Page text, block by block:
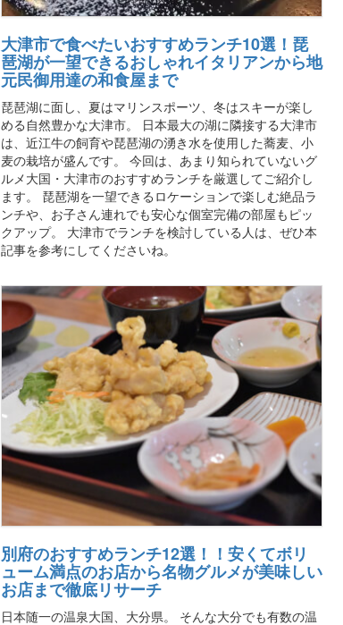
大津市で食べたいおすすめランチ10選！琵
琶湖が一望できるおしゃれイタリアンから地
元民御用達の和食屋まで
琵琶湖に面し、夏はマリンスポーツ、冬はスキーが楽し
める自然豊かな大津市。 日本最大の湖に隣接する大津市
は、近江牛の飼育や琵琶湖の湧き水を使用した蕎麦、小
麦の栽培が盛んです。 今回は、あまり知られていないグ
ルメ大国・大津市のおすすめランチを厳選してご紹介し
ます。 琵琶湖を一望できるロケーションで楽しむ絶品ラ
ンチや、お子さん連れでも安心な個室完備の部屋もピッ
クアップ。 大津市でランチを検討している人は、ぜひ本
記事を参考にしてくださいね。
別府のおすすめランチ12選！！安くてボリ
ューム満点のお店から名物グルメが美味しい
お店まで徹底リサーチ
日本随一の温泉大国、大分県。 そんな大分でも有数の温